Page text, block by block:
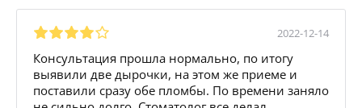
2022-12-14
Консультация прошла нормально, по итогу
выявили две дырочки, на этом же приеме и
поставили сразу обе пломбы. По времени заняло